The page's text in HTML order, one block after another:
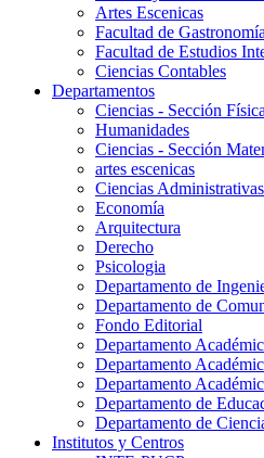
Artes Escenicas
Facultad de
Facultad de Estudios
Ciencias Contables
Departamentos
Ciencias - Sección Física
Humanidades
Ciencias - Sección
artes escenicas
Ciencias Administrativas
Economía
Arquitectura
Derecho
Psicologia
Departamento de
Departamento de
Fondo Editorial
Departamento
Departamento
Departamento
Departamento de
Departamento de
Institutos y Centros